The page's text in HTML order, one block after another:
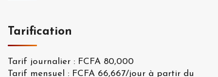
Tarification
Tarif journalier : FCFA 80,000
Tarif mensuel : FCFA 66,667/jour à partir du